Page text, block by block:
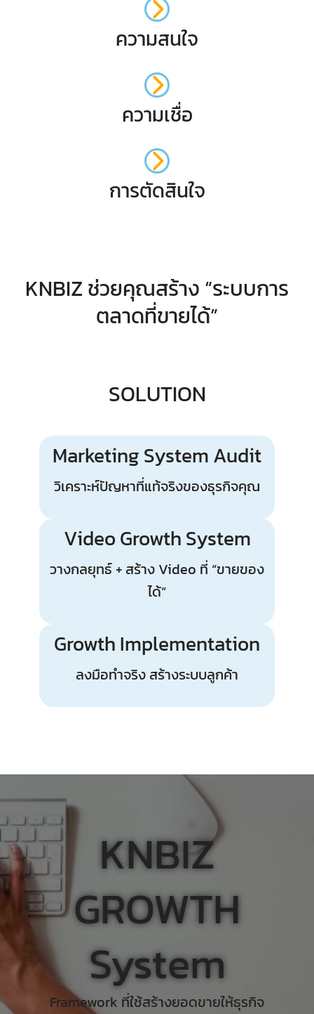
ความสนใจ
ความเชื่อ
การตัดสินใจ
KNBIZ ช่วยคุณสร้าง “ระบบการ
ตลาดที่ขายได้”
SOLUTION
Marketing System Audit
วิเคราะห์ปัญหาที่แท้จริงของธุรกิจคุณ
Video Growth System
วางกลยุทธ์ + สร้าง Video ที่ “ขายของ
ได้”
Growth Implementation
ลงมือทำจริง สร้างระบบลูกค้า
KNBIZ
GROWTH
System
Framework ที่ใช้สร้างยอดขายให้ธุรกิจ